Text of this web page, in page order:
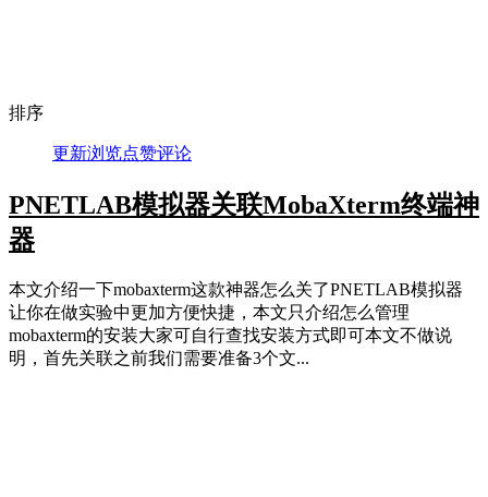
排序
更新浏览点赞评论
PNETLAB模拟器关联MobaXterm终端神
器
本文介绍一下mobaxterm这款神器怎么关了PNETLAB模拟器
让你在做实验中更加方便快捷，本文只介绍怎么管理
mobaxterm的安装大家可自行查找安装方式即可本文不做说
明，首先关联之前我们需要准备3个文...